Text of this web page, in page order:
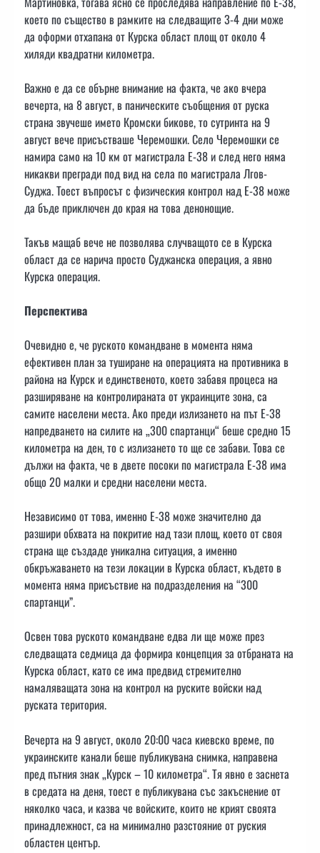
което по същество в рамките на следващите 3-4 дни може
да оформи отхапана от Курска област площ от около 4
хиляди квадратни километра.
Важно е да се обърне внимание на факта, че ако вчера
вечерта, на 8 август, в паническите съобщения от руска
страна звучеше името Кромски бикове, то сутринта на 9
август вече присъстваше Черемошки. Село Черемошки се
намира само на 10 км от магистрала Е-38 и след него няма
никакви прегради под вид на села по магистрала Лгов-
Суджа. Тоест въпросът с физическия контрол над Е-38 може
да бъде приключен до края на това денонощие.
Такъв мащаб вече не позволява случващото се в Курска
област да се нарича просто Суджанска операция, а явно
Курска операция.
Перспектива
Очевидно е, че руското командване в момента няма
ефективен план за туширане на операцията на противника в
района на Курск и единственото, което забавя процеса на
разширяване на контролираната от украинците зона, са
самите населени места. Ако преди излизането на път Е-38
напредването на силите на „300 спартанци“ беше средно 15
километра на ден, то с излизането то ще се забави. Това се
дължи на факта, че в двете посоки по магистрала Е-38 има
общо 20 малки и средни населени места.
Независимо от това, именно Е-38 може значително да
разшири обхвата на покритие над тази площ, което от своя
страна ще създаде уникална ситуация, а именно
обкръжаването на тези локации в Курска област, където в
момента няма присъствие на подразделения на “300
спартанци”.
Освен това руското командване едва ли ще може през
следващата седмица да формира концепция за отбраната на
Курска област, като се има предвид стремително
намаляващата зона на контрол на руските войски над
руската територия.
Вечерта на 9 август, около 20:00 часа киевско време, по
украинските канали беше публикувана снимка, направена
пред пътния знак „Курск – 10 километра“. Тя явно е заснета
в средата на деня, тоест е публикувана със закъснение от
няколко часа, и казва че войските, които не крият своята
принадлежност, са на минимално разстояние от руския
областен център.